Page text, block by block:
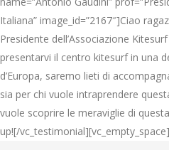
Italiana” image_id=”2167″]Ciao
Presidente dell’Associazione
presentarvi il centro kitesurf in una
d’Europa, saremo lieti di
sia per chi vuole intraprendere
vuole scoprire le meraviglie di
up![/